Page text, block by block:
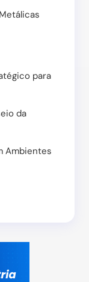
para
da
Ambientes